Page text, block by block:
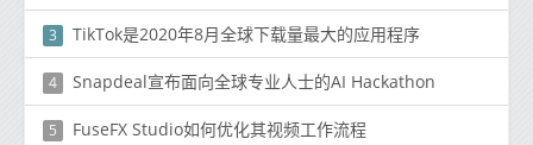
3 TikTok是2020年8月全球下载量最大的应用程序
4 Snapdeal宣布面向全球专业人士的AI Hackathon
5 FuseFX Studio如何优化其视频工作流程